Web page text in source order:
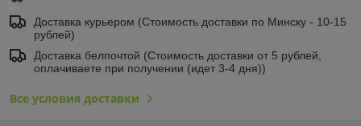
Доставка курьером (Стоимость доставки по Минску - 10-15
рублей)
Доставка белпочтой (Стоимость доставки от 5 рублей,
оплачиваете при получении (идет 3-4 дня))
Все условия доставки